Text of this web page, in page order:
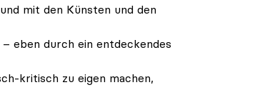
mit den Künsten und den
eben durch ein entdeckendes
kritisch zu eigen machen,